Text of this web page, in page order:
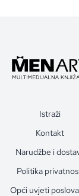
Istraži
Kontakt
Narudžbe i
Politika
Opći uvjeti